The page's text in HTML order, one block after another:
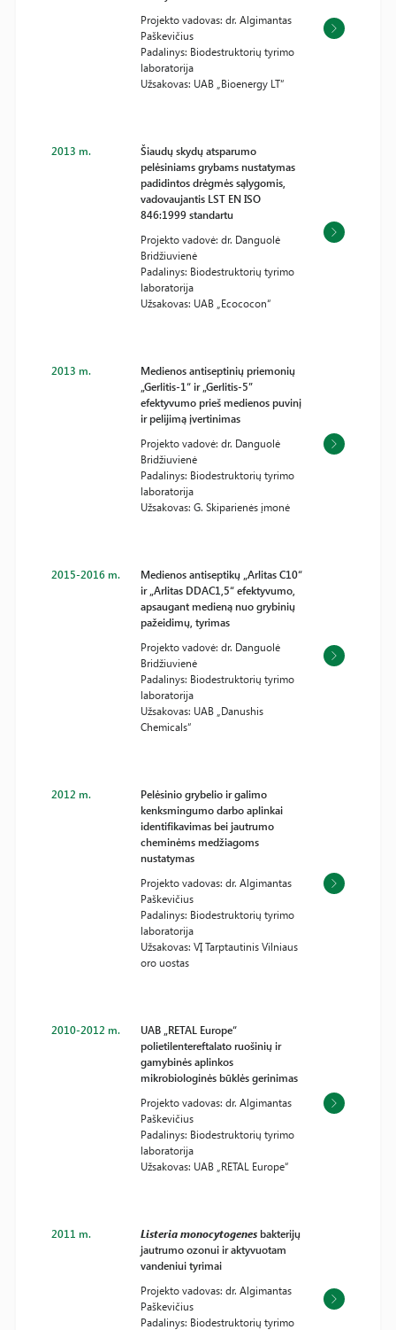
Projekto vadovas: dr. Algimantas
Paškevičius
Padalinys: Biodestruktorių tyrimo
laboratorija
Užsakovas: UAB „Bioenergy LT“
2013 m.
Šiaudų skydų atsparumo
pelėsiniams grybams nustatymas
padidintos drėgmės sąlygomis,
vadovaujantis LST EN ISO
846:1999 standartu
Projekto vadovė: dr. Danguolė
Bridžiuvienė
Padalinys: Biodestruktorių tyrimo
laboratorija
Užsakovas: UAB „Ecococon“
2013 m.
Medienos antiseptinių priemonių
„Gerlitis-1“ ir „Gerlitis-5”
efektyvumo prieš medienos puvinį
ir pelijimą įvertinimas
Projekto vadovė: dr. Danguolė
Bridžiuvienė
Padalinys: Biodestruktorių tyrimo
laboratorija
Užsakovas: G. Skiparienės įmonė
2015-2016 m.
Medienos antiseptikų „Arlitas C10“
ir „Arlitas DDAC1,5“ efektyvumo,
apsaugant medieną nuo grybinių
pažeidimų, tyrimas
Projekto vadovė: dr. Danguolė
Bridžiuvienė
Padalinys: Biodestruktorių tyrimo
laboratorija
Užsakovas: UAB „Danushis
Chemicals“
2012 m.
Pelėsinio grybelio ir galimo
kenksmingumo darbo aplinkai
identifikavimas bei jautrumo
cheminėms medžiagoms
nustatymas
Projekto vadovas: dr. Algimantas
Paškevičius
Padalinys: Biodestruktorių tyrimo
laboratorija
Užsakovas: VĮ Tarptautinis Vilniaus
oro uostas
2010-2012 m.
UAB „RETAL Europe“
polietilentereftalato ruošinių ir
gamybinės aplinkos
mikrobiologinės būklės gerinimas
Projekto vadovas: dr. Algimantas
Paškevičius
Padalinys: Biodestruktorių tyrimo
laboratorija
Užsakovas: UAB „RETAL Europe“
2011 m. Listeria monocytogenesbakterijų
jautrumo ozonui ir aktyvuotam
vandeniui tyrimai
Projekto vadovas: dr. Algimantas
Paškevičius
Padalinys: Biodestruktorių tyrimo